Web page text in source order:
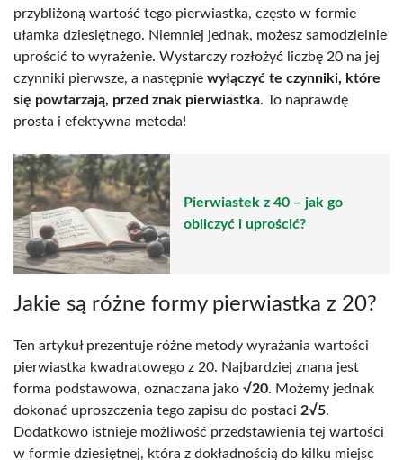
przybliżoną wartość tego pierwiastka, często w formie
ułamka dziesiętnego. Niemniej jednak, możesz samodzielnie
uprościć to wyrażenie. Wystarczy rozłożyć liczbę 20 na jej
czynniki pierwsze, a następnie wyłączyć te czynniki, które
się powtarzają, przed znak pierwiastka. To naprawdę
prosta i efektywna metoda!
Pierwiastek z 40 – jak go
obliczyć i uprościć?
Jakie są różne formy pierwiastka z 20?
Ten artykuł prezentuje różne metody wyrażania wartości
pierwiastka kwadratowego z 20. Najbardziej znana jest
forma podstawowa, oznaczana jako √20. Możemy jednak
dokonać uproszczenia tego zapisu do postaci 2√5.
Dodatkowo istnieje możliwość przedstawienia tej wartości
w formie dziesiętnej, która z dokładnością do kilku miejsc